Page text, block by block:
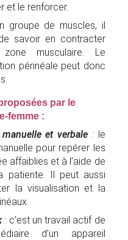
et le renforcer.
groupe de muscles, il
savoir en contracter
zone musculaire. Le
périnéale peut donc
par le
femme :
et verbale :le
pour repérer les
affaiblies et à l’aide de
patiente. Il peut aussi
la visualisation et la
: c’est un travail actif de
d’un appareil